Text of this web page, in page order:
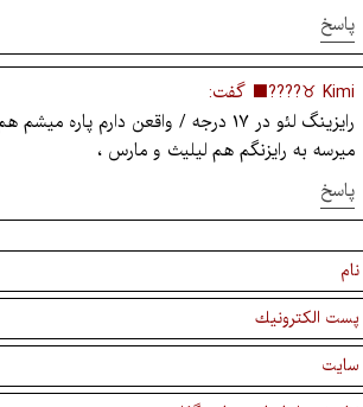
پاسخ
Kimi ♉︎????‍⬛ گفت:
رایزینگ لئو در ۱۷ درجه / واقعن دارم پاره
میرسه به رایزنگم هم لیلیث و مارس ،
پاسخ